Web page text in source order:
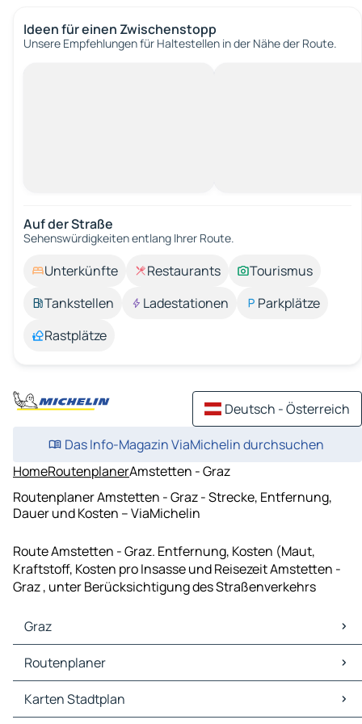
Ideen für einen Zwischenstopp
Unsere Empfehlungen für Haltestellen in der Nähe der Route.
Auf der Straße
Sehenswürdigkeiten entlang Ihrer Route.
Unterkünfte Restaurants
Tourismus
Tankstellen
Ladestationen
Parkplätze
Rastplätze
Deutsch - Österreich
Das Info-Magazin ViaMichelin durchsuchen
HomeRoutenplanerAmstetten - Graz
Routenplaner Amstetten - Graz - Strecke, Entfernung,
Dauer und Kosten – ViaMichelin
Route Amstetten - Graz. Entfernung, Kosten (Maut,
Kraftstoff, Kosten pro Insasse und Reisezeit Amstetten -
Graz , unter Berücksichtigung des Straßenverkehrs
Graz
Graz Karten Stadtplan
Graz Verkehr
Graz Hotels
Graz Restaurants
Routenplaner
Routenplaner Graz - Laibach
Routenplaner Graz - Wien
Karten Stadtplan